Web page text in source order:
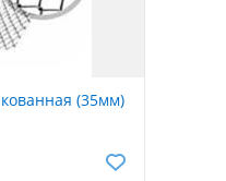
(35мм)